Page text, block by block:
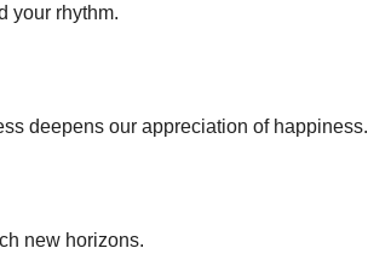
your rhythm.
deepens our appreciation of happiness.
new horizons.